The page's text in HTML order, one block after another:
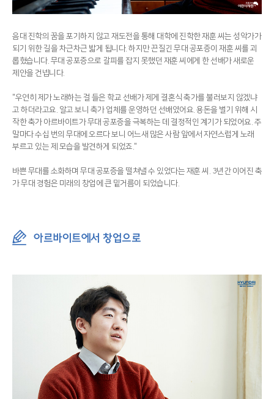
음대 진학의 꿈을 포기하지 않고 재도전을 통해 대학에 진학한 재훈 씨는 성악가가
되기 위한 길을 차근차근 밟게 됩니다. 하지만 끈질긴 무대 공포증이 재훈 씨를 괴
롭혔습니다. 무대 공포증으로 갈피를 잡지 못했던 재훈 씨에게 한 선배가 새로운
제안을 건넵니다.
"우연히 제가 노래하는 걸 들은 학교 선배가 제게 결혼식 축가를 불러보지 않겠냐
고 하더라고요. 알고 보니 축가 업체를 운영하던 선배였어요. 용돈을 벌기 위해 시
작한 축가 아르바이트가 무대 공포증을 극복하는 데 결정적인 계기가 되었어요. 주
말마다 수십 번의 무대에 오르다 보니 어느새 많은 사람 앞에서 자연스럽게 노래
부르고 있는 제 모습을 발견하게 되었죠."
바쁜 무대를 소화하며 무대 공포증을 떨쳐낼 수 있었다는 재훈 씨. 3년간 이어진 축
가 무대 경험은 미래의 창업에 큰 밑거름이 되었습니다.
아르바이트에서 창업으로